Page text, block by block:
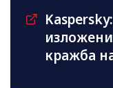
кражба